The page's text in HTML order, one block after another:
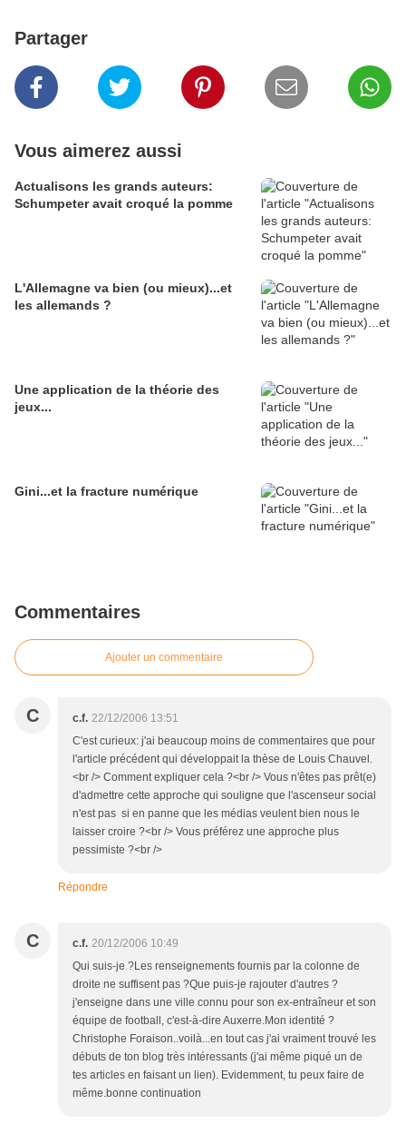
Partager
Vous aimerez aussi
Actualisons les grands auteurs:
Schumpeter avait croqué la pomme
L'Allemagne va bien (ou mieux)...et
les allemands ?
Une application de la théorie des
jeux...
Gini...et la fracture numérique
Commentaires
Ajouter un commentaire
C c.f. 22/12/2006 13:51
C'est curieux: j'ai beaucoup moins de commentaires que pour
l'article précédent qui développait la thèse de Louis Chauvel.
<br /> Comment expliquer cela ?<br /> Vous n'êtes pas prêt(e)
d'admettre cette approche qui souligne que l'ascenseur social
n'est pas si en panne que les médias veulent bien nous le
laisser croire ?<br /> Vous préférez une approche plus
pessimiste ?<br />
Répondre
C c.f. 20/12/2006 10:49
Qui suis-je ?Les renseignements fournis par la colonne de
droite ne suffisent pas ?Que puis-je rajouter d'autres ?
j'enseigne dans une ville connu pour son ex-entraîneur et son
équipe de football, c'est-à-dire Auxerre.Mon identité ?
Christophe Foraison..voilà...en tout cas j'ai vraiment trouvé les
débuts de ton blog très intéressants (j'ai même piqué un de
tes articles en faisant un lien). Evidemment, tu peux faire de
même.bonne continuation